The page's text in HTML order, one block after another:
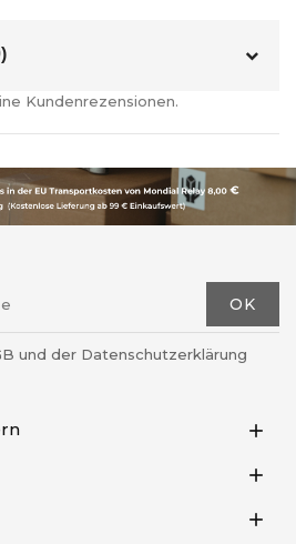
Kundenrezensionen.
und der Datenschutzerklärung


